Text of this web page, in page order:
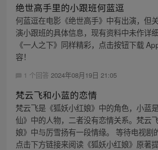
绝世高手里的小跟班何蓝逗
何蓝逗在电影《绝世高手》中有出演，但
演小跟班的具体信息，现有资料中未作详
《一人之下》同样精彩，点击按钮下载
容！
1 个回答 2024年08月19日 21:05
梵云飞和小蓝的恋情
梵云飞是《狐妖小红娘》中的角色，小蓝
仙》中的人物，二者没有恋情关系。梵云
娘》中与厉雪扬有一段情缘。 等待电视剧
点击下方链接来阅读《狐妖小红娘》原著